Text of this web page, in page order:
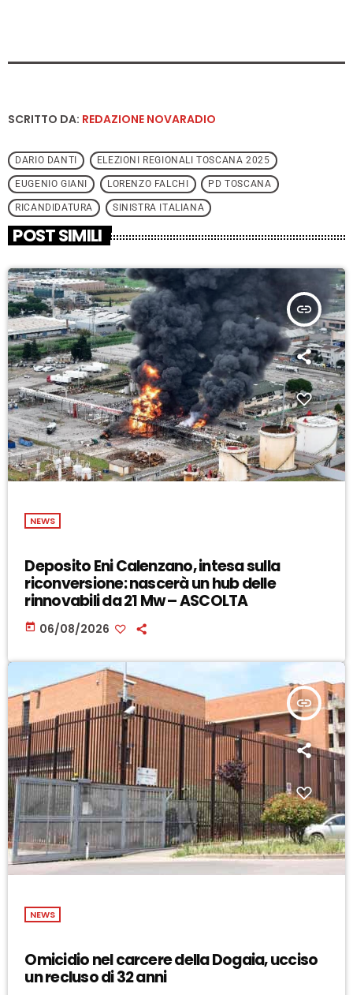
SCRITTO DA: REDAZIONE NOVARADIO
DARIO DANTI ELEZIONI REGIONALI TOSCANA 2025
EUGENIO GIANI LORENZO FALCHI PD TOSCANA
RICANDIDATURA SINISTRA ITALIANA
POST SIMILI
insert_link
NEWS
Deposito Eni Calenzano, intesa sulla
riconversione: nascerà un hub delle
rinnovabili da 21 Mw – ASCOLTA
today 06/08/2026
insert_link
NEWS
Omicidio nel carcere della Dogaia, ucciso
un recluso di 32 anni